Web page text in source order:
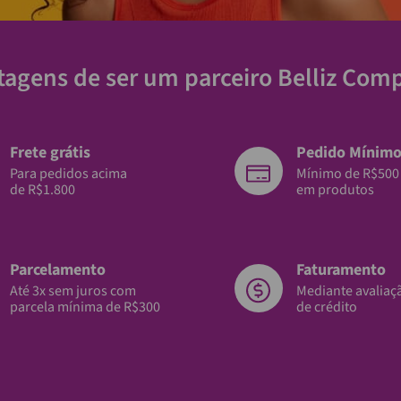
de ser um parceiro Belliz
Frete grátis
Para pedidos acima
de R$1.800
Pedido Mínimo
Mínimo de R$500
em produtos
Parcelamento
Até 3x sem juros com
parcela mínima de R$300
Faturamento
Mediante
de crédito